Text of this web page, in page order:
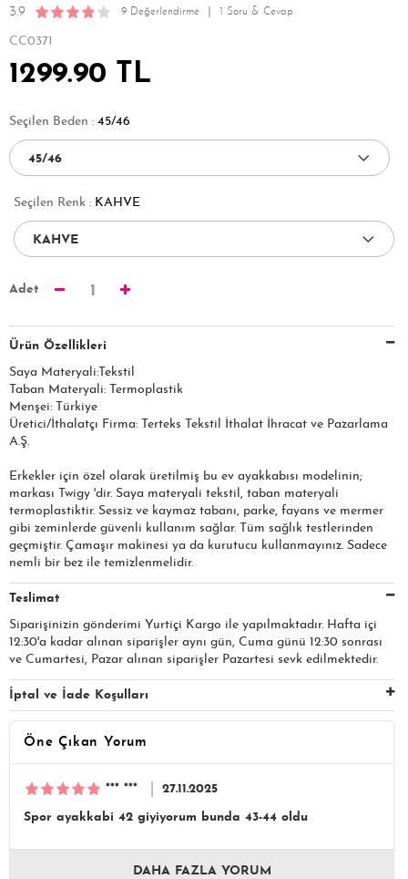
3.9 9 Değerlendirme 1 Soru & Cevap
CC0371
1299.90 TL
Seçilen Beden : 45/46
Seçilen Renk : KAHVE
Adet 1
Ürün Özellikleri
Saya Materyali:Tekstil
Taban Materyali: Termoplastik
Menşei: Türkiye
Üretici/İthalatçı Firma: Terteks Tekstil İthalat İhracat ve Pazarlama
A.Ş.​​​
Erkekler için özel olarak üretilmiş bu ev ayakkabısı modelinin;
markası Twigy 'dir. Saya materyali tekstil, taban materyali
termoplastiktir. Sessiz ve kaymaz tabanı, parke, fayans ve mermer
gibi zeminlerde güvenli kullanım sağlar. Tüm sağlık testlerinden
geçmiştir. Çamaşır makinesi ya da kurutucu kullanmayınız. Sadece
nemli bir bez ile temizlenmelidir.
Teslimat
Siparişinizin gönderimi Yurtiçi Kargo ile yapılmaktadır. Hafta içi
12:30'a kadar alınan siparişler aynı gün, Cuma günü 12:30 sonrası
ve Cumartesi, Pazar alınan siparişler Pazartesi sevk edilmektedir.
İptal ve İade Koşulları
Öne Çıkan Yorum
*** *** 27.11.2025
Spor ayakkabi 42 giyiyorum bunda 43-44 oldu
DAHA FAZLA YORUM